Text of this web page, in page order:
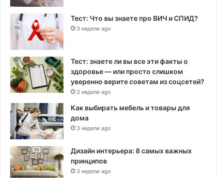
Тест: Что вы знаете про ВИЧ и СПИД?
3 недели ago
Тест: знаете ли вы все эти факты о
здоровье — или просто слишком
уверенно верите советам из соцсетей?
3 недели ago
Как выбирать мебель и товары для
дома
3 недели ago
Дизайн интерьера: 8 самых важных
принципов
3 недели ago